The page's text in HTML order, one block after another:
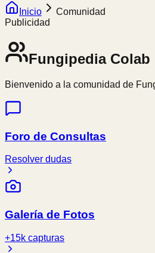
Inicio
Comunidad
Publicidad
FungipediaColab
Bienvenido a la comunidad de
Foro de Consultas
Resolver dudas
Galería de Fotos
+15k capturas